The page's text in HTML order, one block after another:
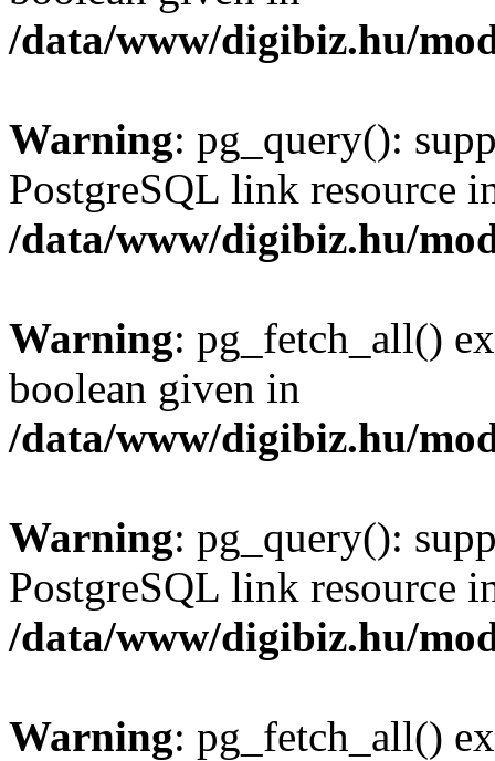
/data/www/digibiz.hu/
Warning: pg_query():
PostgreSQL link resource
/data/www/digibiz.hu/
Warning: pg_fetch_all()
boolean given in
/data/www/digibiz.hu/
Warning: pg_query():
PostgreSQL link resource
/data/www/digibiz.hu/
Warning: pg_fetch_all()